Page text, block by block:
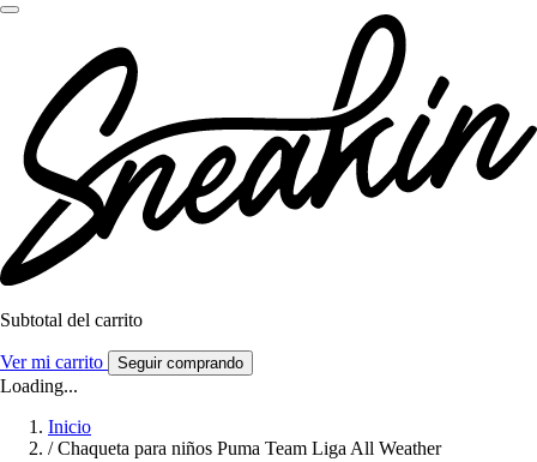
Subtotal del carrito
Ver mi carrito Seguir comprando
Loading...
Inicio
/ Chaqueta para niños Puma Team Liga All Weather